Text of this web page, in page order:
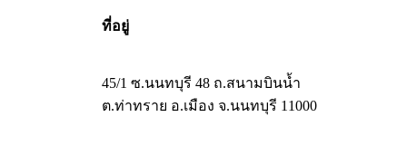
ที่อยู่
45/1 ซ.นนทบุรี 48 ถ.สนามบินน้ำ
ต.ท่าทราย อ.เมือง จ.นนทบุรี 11000